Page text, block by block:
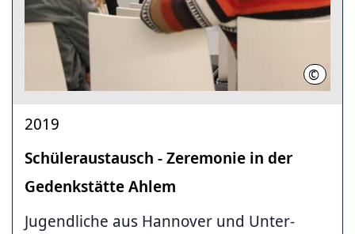
©
2019
Schüleraustausch - Zeremonie in der
Gedenkstätte Ahlem
Jugendliche aus Hannover und Unter-